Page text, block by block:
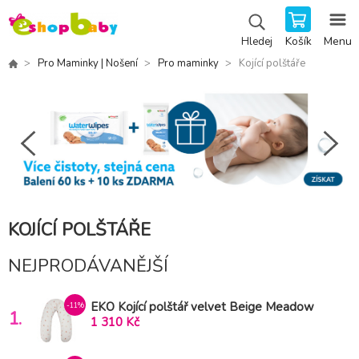
Hledej Košík Menu
Pro Maminky | Nošení Pro maminky Kojící polštáře
KOJÍCÍ POLŠTÁŘE
NEJPRODÁVANĚJŠÍ
1.
-11%
EKO Kojící polštář velvet Beige Meadow
180cm
1 310 Kč